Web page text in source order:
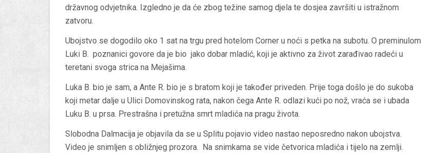
državnog odvjetnika. Izgledno je da će zbog težine samog djela te dosjea završiti u istražnom
zatvoru.
Ubojstvo se dogodilo oko 1 sat na trgu pred hotelom Corner u noći s petka na subotu. O preminulom
Luki B. poznanici govore da je bio jako dobar mladić, koji je aktivno za život zarađivao radeći u
teretani svoga strica na Mejašima.
Luka B. bio je sam, a Ante R. bio je s bratom koji je također priveden. Prije toga došlo je do sukoba
koji metar dalje u Ulici Domovinskog rata, nakon čega Ante R. odlazi kući po nož, vraća se i ubada
Luku B. u prsa. Prestrašna i pretužna smrt mladića na pragu života.
Slobodna Dalmacija je objavila da se u Splitu pojavio video nastao neposredno nakon ubojstva.
Video je snimljen s obližnjeg prozora. Na snimkama se vide četvorica mladića i tijelo na zemlji.